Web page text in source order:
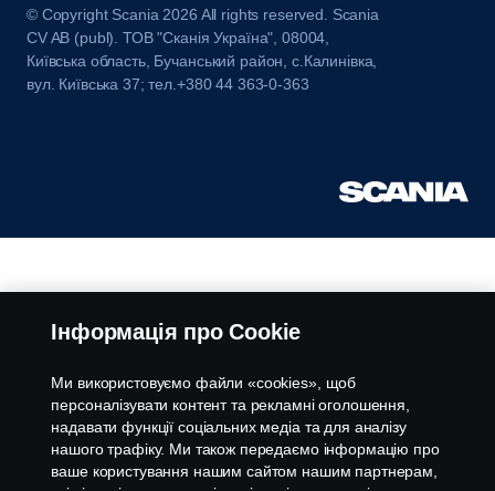
© Copyright Scania 2026 All rights reserved. Scania
CV AB (publ). ТОВ "Сканія Україна", 08004,
Київська область, Бучанський район, с.Калинівка,
вул. Київська 37; тел.+380 44 363-0-363
Інформація про Cookie
Ми використовуємо файли «cookies», щоб
персоналізувати контент та рекламні оголошення,
надавати функції соціальних медіа та для аналізу
нашого трафіку. Ми також передаємо інформацію про
ваше користування нашим сайтом нашим партнерам,